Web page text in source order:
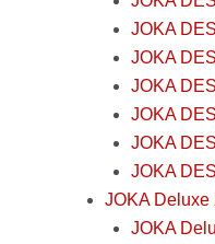
JOKA
JOKA
JOKA
JOKA
JOKA
JOKA
JOKA
JOKA